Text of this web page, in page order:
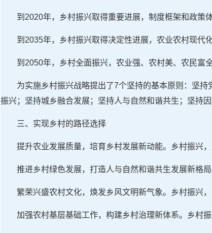
到2020年，乡村振兴取得重要进展，制度框架和政策
到2035年，乡村振兴取得决定性进展，农业农村现代
到2050年，乡村全面振兴，农业强、农村美、农民富全
为实施乡村振兴战略提出了7个坚持的基本原则：坚
振兴；坚持城乡融合发展；坚持人与自然和谐共生；坚持因
三、实现乡村的路径选择
提升农业发展质量，培育乡村发展新动能。乡村振兴，
推进乡村绿色发展，打造人与自然和谐共生发展新格
繁荣兴盛农村文化，焕发乡风文明新气象。乡村振兴，
加强农村基层基础工作，构建乡村治理新体系。乡村振